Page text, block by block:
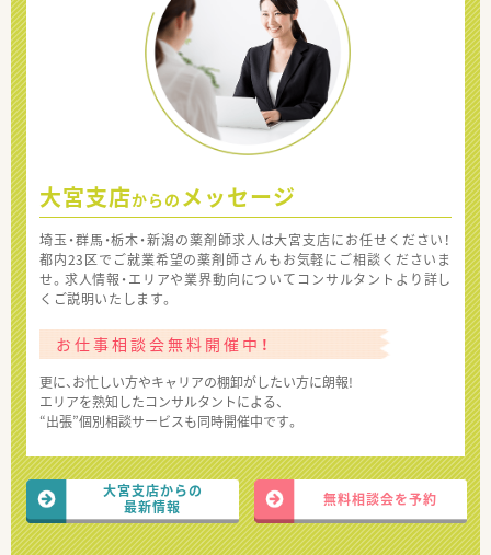
大宮支店からの メッセージ
埼玉・群馬・栃木・新潟の薬剤師求人は大宮支店にお任せください！
都内23区でご就業希望の薬剤師さんもお気軽にご相談くださいま
せ。求人情報・エリアや業界動向についてコンサルタントより詳し
くご説明いたします。
お仕事相談会無料開催中！
更に、お忙しい方やキャリアの棚卸がしたい方に朗報!
エリアを熟知したコンサルタントによる、
“出張”個別相談サービスも同時開催中です。
大宮支店からの
最新情報
無料相談会を予約